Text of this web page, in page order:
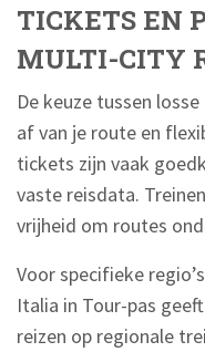
TICKETS EN
MULTI-CITY
De keuze tussen
af van je route en
tickets zijn vaak
vaste reisdata.
vrijheid om routes
Voor specifieke
Italia in Tour-pas
reizen op regionale